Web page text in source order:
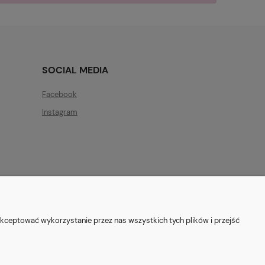
SOCIAL MEDIA
Facebook
Instagram
wykorzystanie przez nas wszystkich tych plików i przejść